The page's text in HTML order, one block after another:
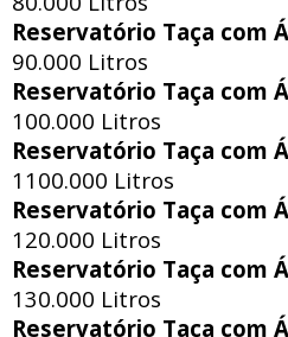
Reservatório Taça com
90.000 Litros
Reservatório Taça com
100.000 Litros
Reservatório Taça com
1100.000 Litros
Reservatório Taça com
120.000 Litros
Reservatório Taça com
130.000 Litros
Reservatório Taça com